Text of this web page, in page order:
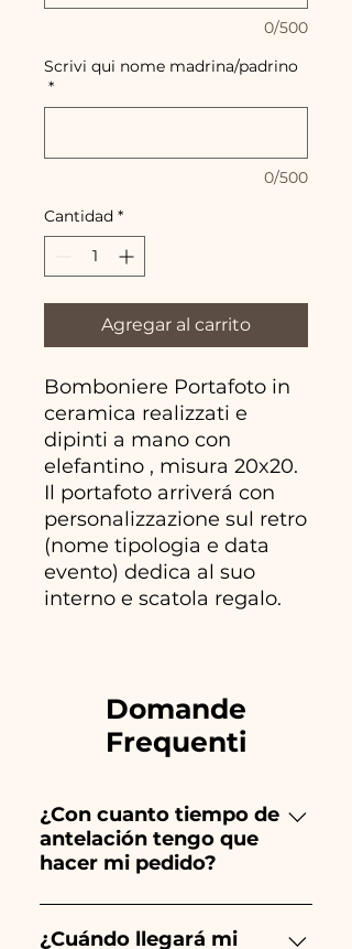
0/500
Scrivi qui nome madrina/padrino
*
0/500
Cantidad *
Agregar al carrito
Bomboniere Portafoto in
ceramica realizzati e
dipinti a mano con
elefantino , misura 20x20.
Il portafoto arriverá con
personalizzazione sul retro
(nome tipologia e data
evento) dedica al suo
interno e scatola regalo.
Domande
Frequenti
¿Con cuanto tiempo de
antelación tengo que
hacer mi pedido?
Ceramiche Ania crea y pinta
totalmente a mano, ¡por lo que
¿Cuándo llegará mi